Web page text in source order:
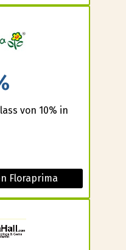
von 10% in
Floraprima